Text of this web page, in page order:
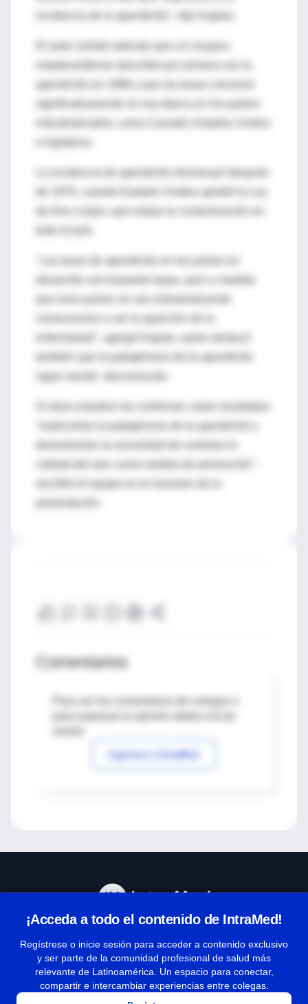
incidencia de la apendicitis", dijo Kaplan.
apendicitis en 1886 y que las tasas crecieron
significativamente en esa época en los países
e Inglaterra.
La incidencia de apendicitis disminuyó después
de 1970, cuando Estados Unidos aprobó la Ley
"Las tasas de apendicitis en los países en
comenzamos a ver la aparición de la
enfermedad", agregó Kaplan, quien destacó
también que la patogénesis de la apendicitis
sigue siendo desconocida.
"explicarían la patogénesis de la apendicitis y
escribió el equipo en el resumen de la
Comentarios
Para ver los comentarios de colegas o
Ingresar a IntraMed
¡Acceda a todo el contenido de IntraMed!
Regístrese o inicie sesión para acceder a contenido exclusivo
y ser parte de la comunidad profesional de salud más
relevante de Latinoamérica. Un espacio para conectar,
compartir e intercambiar experiencias entre colegas.
Términos y condiciones
| Políticas de privacidad